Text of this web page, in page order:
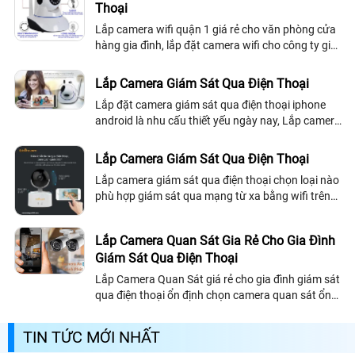
Thoại
Lắp camera wifi quận 1 giá rẻ cho văn phòng cửa
hàng gia đình, lắp đặt camera wifi cho công ty gia
camera wifi chính hãng lắp tại quận 1 tiệu chí ổn
định mẫu phong phú đa dạng
Lắp Camera Giám Sát Qua Điện Thoại
Lắp đặt camera giám sát qua điện thoại iphone
android là nhu cấu thiết yếu ngày nay, Lắp camera
chế hoặt động của camera giám sát...
Lắp Camera Giám Sát Qua Điện Thoại
Lắp camera giám sát qua điện thoại chọn loại nào
phù hợp giám sát qua mạng từ xa bằng wifi trên
Lắp Camera Quan Sát Gia Rẻ Cho Gia Đình
Giám Sát Qua Điện Thoại
Lắp Camera Quan Sát giá rẻ cho gia đình giám sát
qua điện thoại ổn định chọn camera quan sát ổn
kết nối xem camera quan sát qua điện thoại bằng
tên miền hoăc công nghệ cloud P2p
TIN TỨC MỚI NHẤT